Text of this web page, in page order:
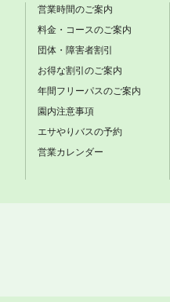
営業時間のご案内
料金・コースのご案内
団体・障害者割引
お得な割引のご案内
年間フリーパスのご案内
園内注意事項
エサやりバスの予約
営業カレンダー